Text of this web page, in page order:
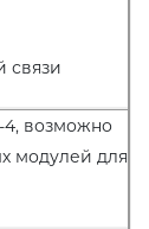
связи
4, возможно
модулей для